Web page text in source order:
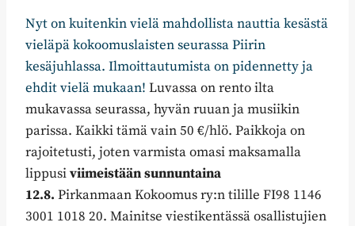
Nyt on kuitenkin vielä mahdollista nauttia kesästä
vieläpä kokoomuslaisten seurassa Piirin
kesäjuhlassa. Ilmoittautumista on pidennetty ja
ehdit vielä mukaan! Luvassa on rento ilta
mukavassa seurassa, hyvän ruuan ja musiikin
parissa. Kaikki tämä vain 50 €/hlö. Paikkoja on
rajoitetusti, joten varmista omasi maksamalla
lippusiviimeistään sunnuntaina
12.8. Pirkanmaan Kokoomus ry:n tilille FI98 1146
3001 1018 20. Mainitse viestikentässä osallistujien